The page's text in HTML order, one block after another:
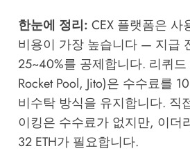
한눈에 정리: CEX 플랫폼은 사
비용이 가장 높습니다 — 지급
25~40%를 공제합니다. 리퀴
Rocket Pool, Jito)은 수수료를
비수탁 방식을 유지합니다. 직
이킹은 수수료가 없지만, 이더
32 ETH가 필요합니다.